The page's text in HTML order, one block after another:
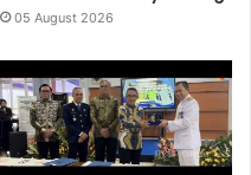
05 August 2026